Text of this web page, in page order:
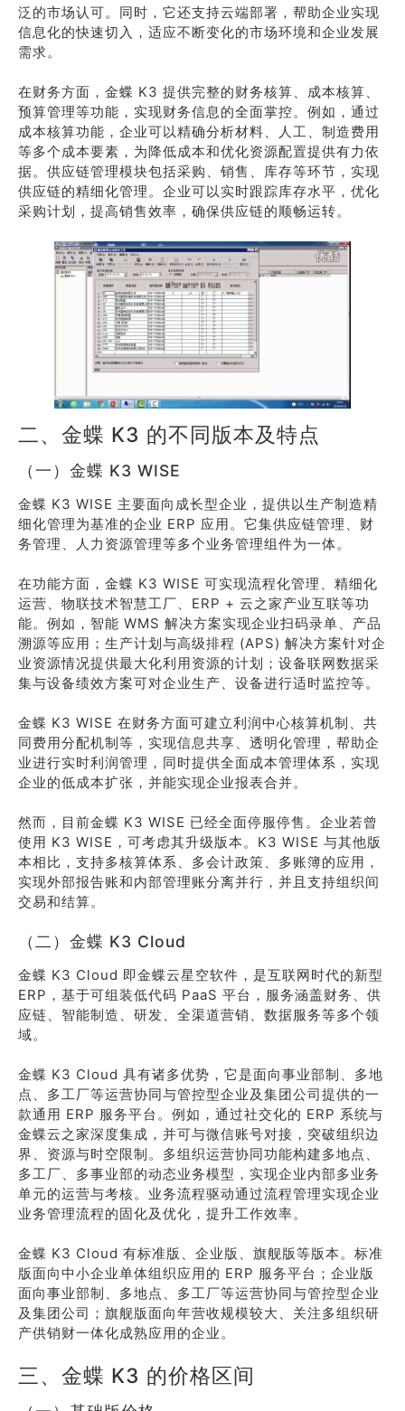
泛的市场认可。同时，它还支持云端部署，帮助企业实现
信息化的快速切入，适应不断变化的市场环境和企业发展
需求。
在财务方面，金蝶 K3 提供完整的财务核算、成本核算、
预算管理等功能，实现财务信息的全面掌控。例如，通过
成本核算功能，企业可以精确分析材料、人工、制造费用
等多个成本要素，为降低成本和优化资源配置提供有力依
据。供应链管理模块包括采购、销售、库存等环节，实现
供应链的精细化管理。企业可以实时跟踪库存水平，优化
采购计划，提高销售效率，确保供应链的顺畅运转。
二、金蝶 K3 的不同版本及特点
（一）金蝶 K3 WISE
金蝶 K3 WISE 主要面向成长型企业，提供以生产制造精
细化管理为基准的企业 ERP 应用。它集供应链管理、财
务管理、人力资源管理等多个业务管理组件为一体。
在功能方面，金蝶 K3 WISE 可实现流程化管理、精细化
运营、物联技术智慧工厂、ERP + 云之家产业互联等功
能。例如，智能 WMS 解决方案实现企业扫码录单、产品
溯源等应用；生产计划与高级排程 (APS) 解决方案针对企
业资源情况提供最大化利用资源的计划；设备联网数据采
集与设备绩效方案可对企业生产、设备进行适时监控等。
金蝶 K3 WISE 在财务方面可建立利润中心核算机制、共
同费用分配机制等，实现信息共享、透明化管理，帮助企
业进行实时利润管理，同时提供全面成本管理体系，实现
企业的低成本扩张，并能实现企业报表合并。
然而，目前金蝶 K3 WISE 已经全面停服停售。企业若曾
使用 K3 WISE，可考虑其升级版本。K3 WISE 与其他版
本相比，支持多核算体系、多会计政策、多账簿的应用，
实现外部报告账和内部管理账分离并行，并且支持组织间
交易和结算。
（二）金蝶 K3 Cloud
金蝶 K3 Cloud 即金蝶云星空软件，是互联网时代的新型
ERP，基于可组装低代码 PaaS 平台，服务涵盖财务、供
应链、智能制造、研发、全渠道营销、数据服务等多个领
域。
金蝶 K3 Cloud 具有诸多优势，它是面向事业部制、多地
点、多工厂等运营协同与管控型企业及集团公司提供的一
款通用 ERP 服务平台。例如，通过社交化的 ERP 系统与
金蝶云之家深度集成，并可与微信账号对接，突破组织边
界、资源与时空限制。多组织运营协同功能构建多地点、
多工厂、多事业部的动态业务模型，实现企业内部多业务
单元的运营与考核。业务流程驱动通过流程管理实现企业
业务管理流程的固化及优化，提升工作效率。
金蝶 K3 Cloud 有标准版、企业版、旗舰版等版本。标准
版面向中小企业单体组织应用的 ERP 服务平台；企业版
面向事业部制、多地点、多工厂等运营协同与管控型企业
及集团公司；旗舰版面向年营收规模较大、关注多组织研
产供销财一体化成熟应用的企业。
三、金蝶 K3 的价格区间